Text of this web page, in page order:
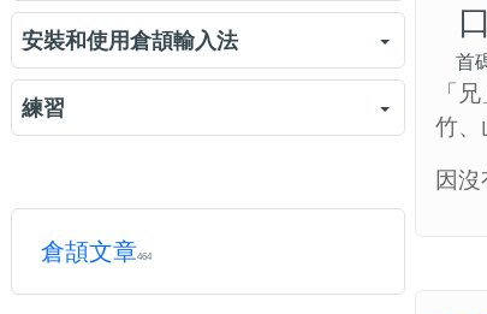
下載倉頡字母及輔助字形表
安裝和使用倉頡輸入法
三大主流作業系統的倉頡輸入法
在 Win11 使用「微軟倉頡」輸入中文614
Android 的「Gboard 鍵盤」倉頡
練習
倉頡文章464
口
首
「
竹、
因